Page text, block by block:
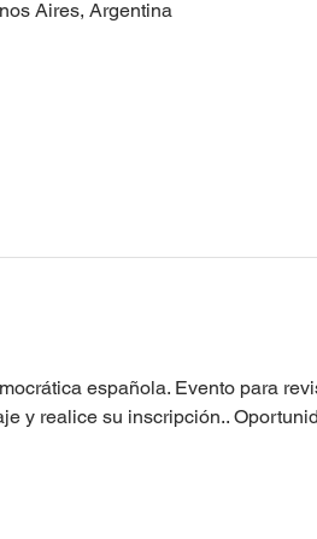
Aires, Argentina
española. Evento para
y realice su inscripción..